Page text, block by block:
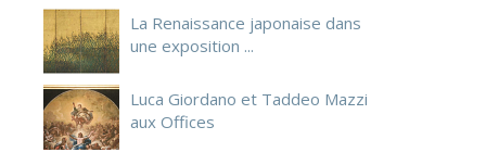
La Renaissance japonaise dans
une exposition ...
Luca Giordano et Taddeo Mazzi
aux Offices